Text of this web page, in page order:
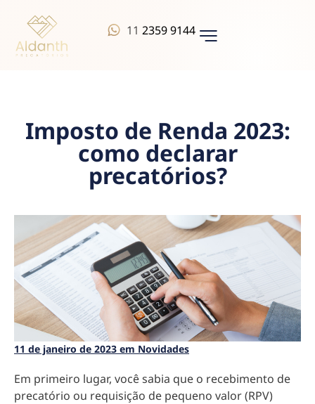
112359 9144
Imposto de Renda 2023:
como declarar
precatórios?
11 de janeiro de 2023 em Novidades
Em primeiro lugar, você sabia que o recebimento de
precatório ou requisição de pequeno valor (RPV)